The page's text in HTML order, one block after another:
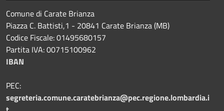
Comune di Carate Brianza
Piazza C. Battisti,1 - 20841 Carate Brianza (MB)
Codice Fiscale: 01495680157
Partita IVA: 00715100962
IBAN
PEC:
segreteria.comune.caratebrianza@pec.regione.lombardia.i